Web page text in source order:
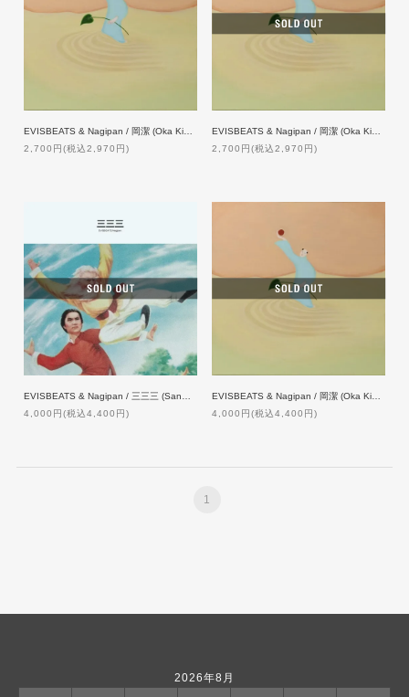
2,700円(税込2,970円)
2,700円(税込2,970円)
4,000円(税込4,400円)
4,000円(税込4,400円)
1
2026年8月